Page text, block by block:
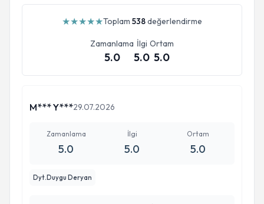
★★★★★Toplam 538değerlendirme
Zamanlama
5.0
İlgi
5.0
Ortam
5.0
M*** Y***29.07.2026
Zamanlama
5.0
İlgi
5.0
Ortam
5.0
Dyt.Duygu Deryan